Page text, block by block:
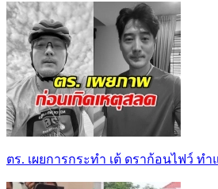
ตร. เผยการกระทำ เต้ ดราก้อนไฟว์ ท